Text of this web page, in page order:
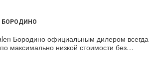
БОРОДИНО
Бородино официальным дилером всегда
максимально низкой стоимости без…